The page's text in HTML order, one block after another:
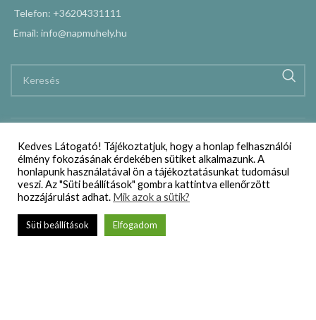
Telefon: +36204331111
Email: info@napmuhely.hu
Webáruház
Kedves Látogató! Tájékoztatjuk, hogy a honlap felhasználói
élmény fokozásának érdekében sütiket alkalmazunk. A
honlapunk használatával ön a tájékoztatásunkat tudomásul
veszi. Az "Süti beállítások" gombra kattintva ellenőrzött
hozzájárulást adhat. Mik azok a sütik?
Süti beállítások Elfogadom